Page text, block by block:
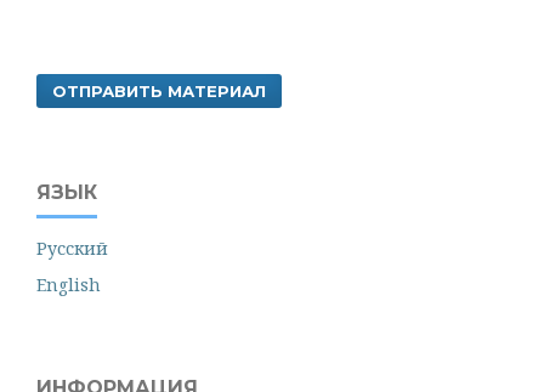
ОТПРАВИТЬ МАТЕРИАЛ
ЯЗЫК
Русский
English